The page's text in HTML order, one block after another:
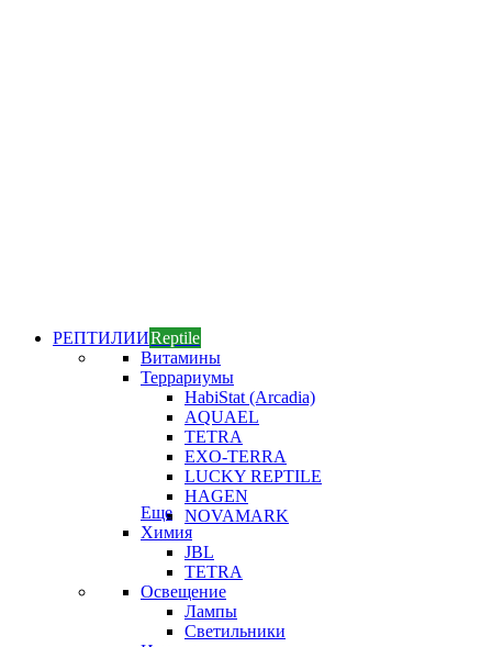
РЕПТИЛИИReptile
Витамины
Террариумы
HabiStat (Arcadia)
AQUAEL
TETRA
EXO-TERRA
LUCKY REPTILE
HAGEN
NOVAMARK
Еще
Химия
JBL
TETRA
Освещение
Лампы
Светильники